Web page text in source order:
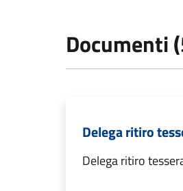
Documenti
Delega ritiro
Delega ritiro